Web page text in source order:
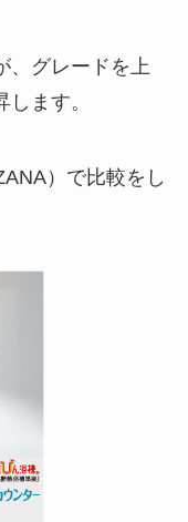
、グレードを上
ます。
）で比較をし